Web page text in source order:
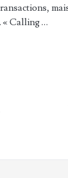
« Calling …